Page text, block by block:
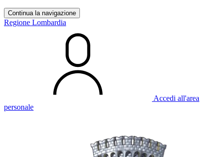
Continua la navigazione
Regione Lombardia
Accedi all'area
personale